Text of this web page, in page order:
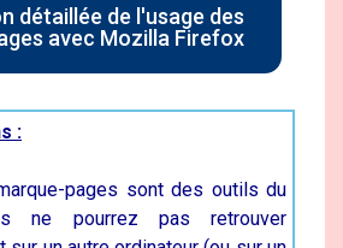
détaillée de l'usage des
avec Mozilla Firefox
:
pages sont des outils du
ne pourrez pas retrouver